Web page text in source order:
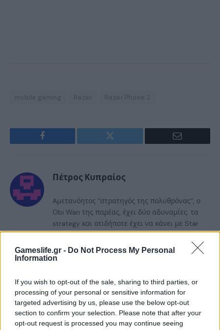
Gameslife.gr - Do Not Process My Personal
Information
If you wish to opt-out of the sale, sharing to third parties, or
processing of your personal or sensitive information for
targeted advertising by us, please use the below opt-out
section to confirm your selection. Please note that after your
opt-out request is processed you may continue seeing
mobile gaming Razer Razer Phone 2
Facebook Twitter Email
Πέτρος Κυπραίος
Αμετανόητος “στρατηγός της πολυθρόνας”, ο
Obi Wan της παρέας, έχει δύο αδυναμίες: τα
strategy και οτιδήποτε έχει να κάνει με Star
Wars! Ανεπιβεβαίωτες πληροφορίες τον θέλουν
όμως να ξεφαντώνει με καραόκε και SingStar
κάθε είδους. Τον τελευταίο καιρό μάχεται στις
προσπαθώντας με κόπο και ιδρώτα να ανέβει
κατηγορία...
RELATEDPOSTS